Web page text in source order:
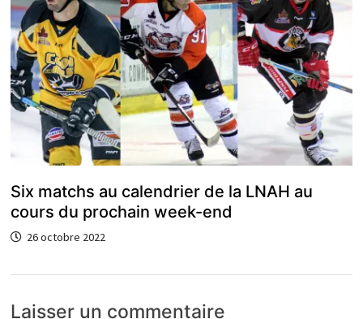
Six matchs au calendrier de la LNAH au
cours du prochain week-end
26 octobre 2022
Laisser un commentaire